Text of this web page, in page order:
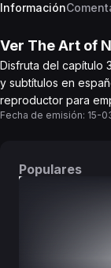
Información
Ver The Art of
Disfruta del capítulo
y subtítulos en
reproductor para
Fecha de emisión: 15-
Populares